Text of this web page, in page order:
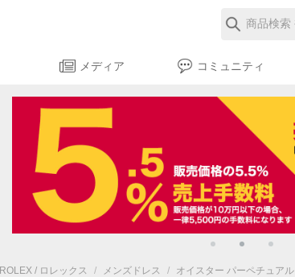
メディア コミュニティ
ROLEX / ロレックス / メンズドレス / オイスター パーペチュアル